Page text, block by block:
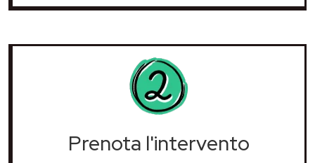
Prenota l'intervento